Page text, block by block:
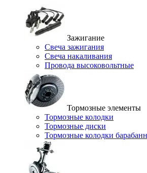
Зажигание
Свеча зажигания
Свеча накаливания
Провода высоковольтные
Тормозные элементы
Тормозные колодки
Тормозные диски
Тормозные колодки